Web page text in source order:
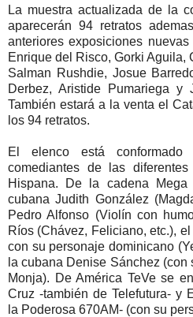
La muestra actualizada de la
aparecerán 94 retratos
anteriores exposiciones
Enrique del Risco, Gorki Aguila,
Salman Rushdie, Josue
Derbez, Aristide Pumariega y
También estará a la venta el
los 94 retratos.
El elenco está
comediantes de las
Hispana. De la cadena
cubana Judith González
Pedro Alfonso (Violín con
Ríos (Chávez, Feliciano, etc.),
con su personaje dominicano
la cubana Denise Sánchez
Monja). De América TeVe se
Cruz -también de Telefutura- y
la Poderosa 670AM- (con su